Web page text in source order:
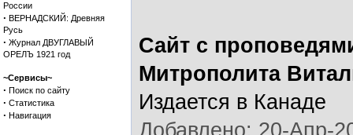
России
· ВЕРНАДСКИЙ: Древняя
Русь
· Журнал ДВУГЛАВЫЙ
ОРЕЛЪ 1921 год
~Сервисы~
· Поиск по сайту
· Статистика
· Навигация
Сайт с
Митрополита
Издается в Канаде
Добавлено: 20-Апр-